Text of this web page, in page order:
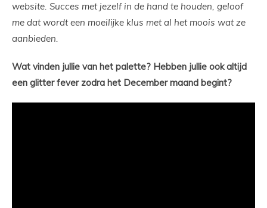
website. Succes met jezelf in de hand te houden, geloof
me dat wordt een moeilijke klus met al het moois wat ze
aanbieden.
Wat vinden jullie van het palette? Hebben jullie ook altijd
een glitter fever zodra het December maand begint?